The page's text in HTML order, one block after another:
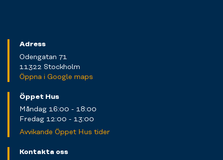
Adress
Odengatan 71
11322 Stockholm
Öppna i Google maps
Öppet Hus
Måndag 16:00 - 18:00
Fredag 12:00 - 13:00
Avvikande Öppet Hus tider
Kontakta oss